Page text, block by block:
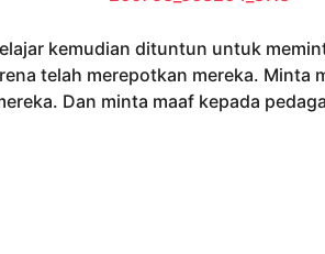
kemudian dituntun untuk
telah merepotkan mereka. Minta
Dan minta maaf kepada